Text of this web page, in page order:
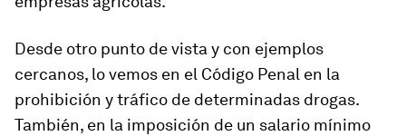
Desde otro punto de vista y con ejemplos
cercanos, lo vemos en el Código Penal en la
prohibición y tráfico de determinadas drogas.
También, en la imposición de un salario mínimo